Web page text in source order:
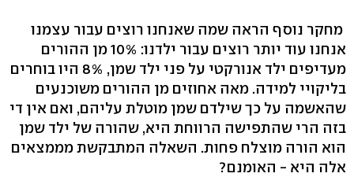
מחקר נוסף הראה שמה שאנחנו רוצים עבור עצמנו
אנחנו עוד יותר רוצים עבור ילדנו: 10% מן ההורים
מעדיפים ילד אנורקטי על פני ילד שמן, 8% היו בוחרים
בליקויי למידה. מאה אחוזים מן ההורים משוכנעים
שהאשמה על כך שילדם שמן מוטלת עליהם, ואם אין די
בזה הרי שהתפישה הרווחת היא, שהורה של ילד שמן
הוא הורה מוצלח פחות. השאלה המתבקשת מממצאים
אלה היא - האומנם?